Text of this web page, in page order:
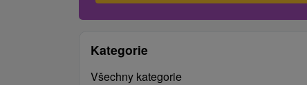
Kategorie
Všechny kategorie